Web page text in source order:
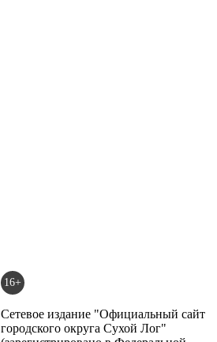
16+
Сетевое издание "Официальный сайт
городского округа Сухой Лог"